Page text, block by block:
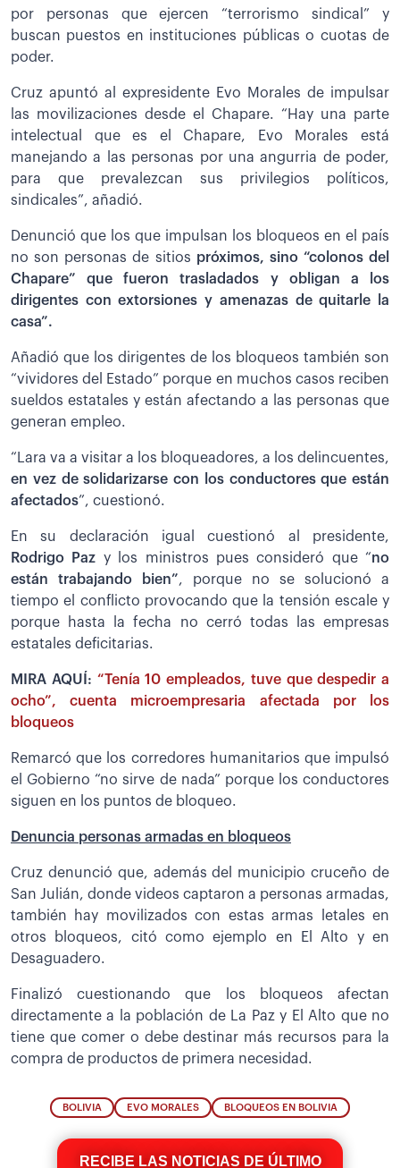
por personas que ejercen “terrorismo sindical” y
buscan puestos en instituciones públicas o cuotas de
poder.
Cruz apuntó al expresidente Evo Morales de impulsar
las movilizaciones desde el Chapare. “Hay una parte
intelectual que es el Chapare, Evo Morales está
manejando a las personas por una angurria de poder,
para que prevalezcan sus privilegios políticos,
sindicales”, añadió.
Denunció que los que impulsan los bloqueos en el país
no son personas de sitios próximos, sino “colonos del
Chapare” que fueron trasladados y obligan a los
dirigentes con extorsiones y amenazas de quitarle la
casa”.
Añadió que los dirigentes de los bloqueos también son
“vividores del Estado” porque en muchos casos reciben
sueldos estatales y están afectando a las personas que
generan empleo.
“Lara va a visitar a los bloqueadores, a los delincuentes,
en vez de solidarizarse con los conductores que están
afectados”, cuestionó.
En su declaración igual cuestionó al presidente,
Rodrigo Paz y los ministros pues consideró que “no
están trabajando bien”, porque no se solucionó a
tiempo el conflicto provocando que la tensión escale y
porque hasta la fecha no cerró todas las empresas
estatales deficitarias.
MIRA AQUÍ: “Tenía 10 empleados, tuve que despedir a
ocho”, cuenta microempresaria afectada por los
bloqueos
Remarcó que los corredores humanitarios que impulsó
el Gobierno “no sirve de nada” porque los conductores
siguen en los puntos de bloqueo.
Denuncia personas armadas en bloqueos
Cruz denunció que, además del municipio cruceño de
San Julián, donde videos captaron a personas armadas,
también hay movilizados con estas armas letales en
otros bloqueos, citó como ejemplo en El Alto y en
Desaguadero.
Finalizó cuestionando que los bloqueos afectan
directamente a la población de La Paz y El Alto que no
tiene que comer o debe destinar más recursos para la
compra de productos de primera necesidad.
BOLIVIA EVO MORALES BLOQUEOS EN BOLIVIA
RECIBE LAS NOTICIAS DE ÚLTIMO